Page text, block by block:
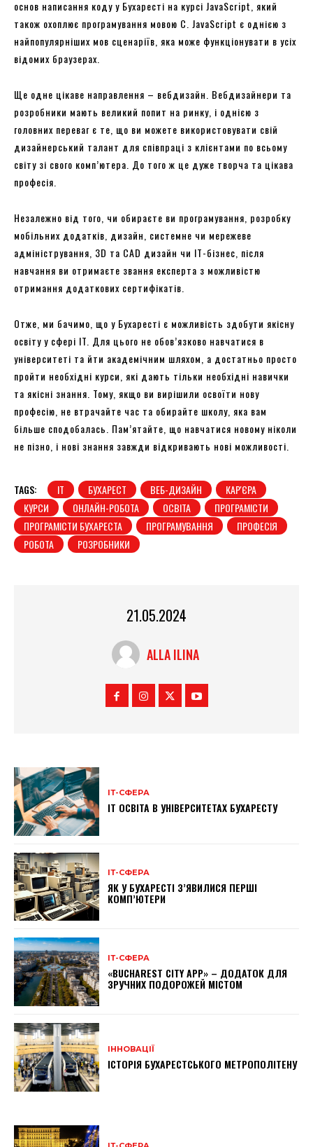
основ написання коду у Бухаресті на курсі JavaScript, який
також охоплює програмування мовою C. JavaScript є однією з
найпопулярніших мов сценаріїв, яка може функціонувати в усіх
відомих браузерах.
Ще одне цікаве направлення – вебдизайн. Вебдизайнери та
розробники мають великий попит на ринку, і однією з
головних переваг є те, що ви можете використовувати свій
дизайнерський талант для співпраці з клієнтами по всьому
світу зі свого комп’ютера. До того ж це дуже творча та цікава
професія.
Незалежно від того, чи обираєте ви програмування, розробку
мобільних додатків, дизайн, системне чи мережеве
адміністрування, 3D та CAD дизайн чи ІТ-бізнес, після
навчання ви отримаєте звання експерта з можливістю
отримання додаткових сертифікатів.
Отже, ми бачимо, що у Бухаресті є можливість здобути якісну
освіту у сфері IT. Для цього не обов’язково навчатися в
університеті та йти академічним шляхом, а достатньо просто
пройти необхідні курси, які дають тільки необхідні навички
та якісні знання. Тому, якщо ви вирішили освоїти нову
професію, не втрачайте час та обирайте школу, яка вам
більше сподобалась. Пам’ятайте, що навчатися новому ніколи
не пізно, і нові знання завжди відкривають нові можливості.
TAGS: IT БУХАРЕСТ ВЕБ-ДИЗАЙН
КАР'ЄРА
КУРСИ
ОНЛАЙН-РОБОТА ОСВІТА
ПРОГРАМІСТИ
ПРОГРАМІСТИ БУХАРЕСТА
ПРОГРАМУВАННЯ
ПРОФЕСІЯ
РОБОТА
РОЗРОБНИКИ
21.05.2024
ALLA ILINA
ІТ-СФЕРА
IT ОСВІТА В УНІВЕРСИТЕТАХ БУХАРЕСТУ
ІТ-СФЕРА
ЯК У БУХАРЕСТІ З’ЯВИЛИСЯ ПЕРШІ
КОМП’ЮТЕРИ
ІТ-СФЕРА
«BUCHAREST CITY APP» – ДОДАТОК ДЛЯ
ЗРУЧНИХ ПОДОРОЖЕЙ МІСТОМ
ІННОВАЦІЇ
ІСТОРІЯ БУХАРЕСТСЬКОГО МЕТРОПОЛІТЕНУ